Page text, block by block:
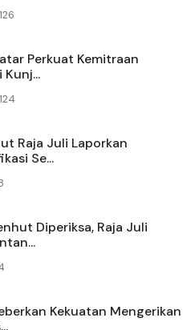
126
Perkuat Kemitraan
124
Raja Juli Laporkan
Se...
Diperiksa, Raja Juli
Kekuatan Mengerikan